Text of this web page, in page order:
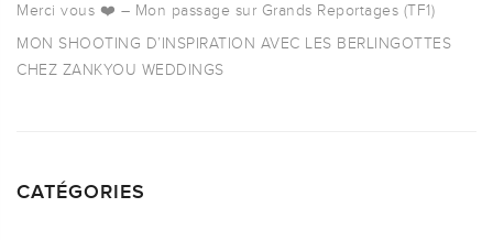
Merci vous ❤️ – Mon passage sur Grands Reportages (TF1)
MON SHOOTING D’INSPIRATION AVEC LES BERLINGOTTES
CHEZ ZANKYOU WEDDINGS
CATÉGORIES